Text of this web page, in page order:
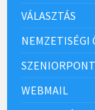
VÁLASZTÁS
NEMZETISÉGI
SZENIORPONT
WEBMAIL